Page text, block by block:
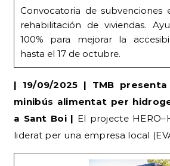
Convocatoria de subvenciones
rehabilitación de viviendas.
100% para mejorar la
hasta el 17 de octubre.
| 19/09/2025 | TMB
minibús alimentat per
a Sant Boi | El projecte
liderat per una empresa local